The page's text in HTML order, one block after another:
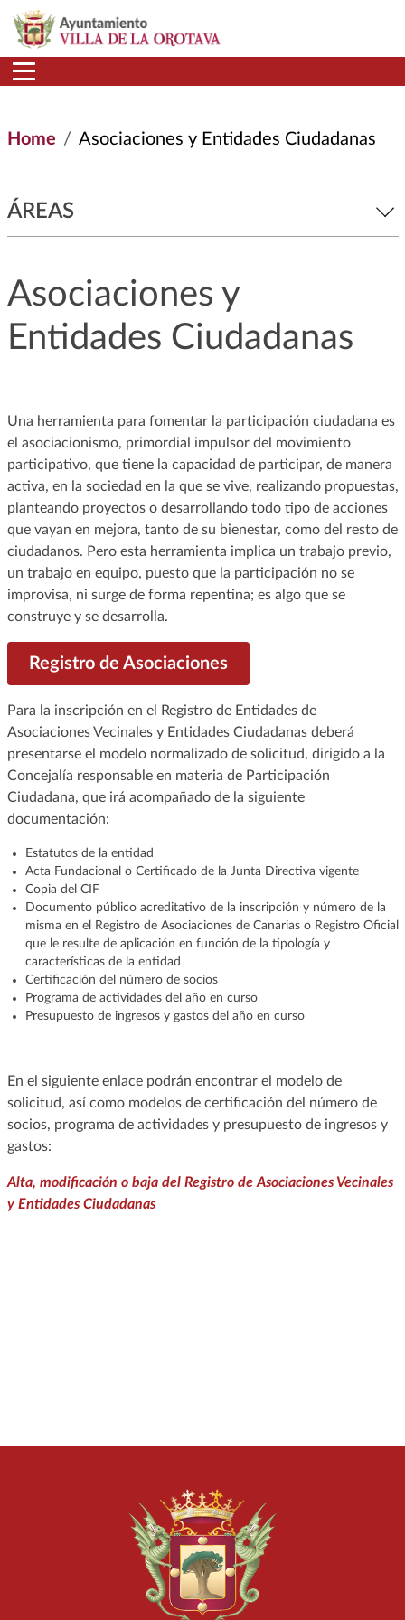
Skip to main content
Home Asociaciones y Entidades Ciudadanas
ÁREAS
Asociaciones y
Entidades Ciudadanas
Una herramienta para fomentar la participación ciudadana es
el asociacionismo, primordial impulsor del movimiento
participativo, que tiene la capacidad de participar, de manera
activa, en la sociedad en la que se vive, realizando propuestas,
planteando proyectos o desarrollando todo tipo de acciones
que vayan en mejora, tanto de su bienestar, como del resto de
ciudadanos. Pero esta herramienta implica un trabajo previo,
un trabajo en equipo, puesto que la participación no se
improvisa, ni surge de forma repentina; es algo que se
construye y se desarrolla.
Registro de Asociaciones
Para la inscripción en el Registro de Entidades de
Asociaciones Vecinales y Entidades Ciudadanas deberá
presentarse el modelo normalizado de solicitud, dirigido a la
Concejalía responsable en materia de Participación
Ciudadana, que irá acompañado de la siguiente
documentación:
Estatutos de la entidad
Acta Fundacional o Certificado de la Junta Directiva vigente
Copia del CIF
Documento público acreditativo de la inscripción y número de la
misma en el Registro de Asociaciones de Canarias o Registro Oficial
que le resulte de aplicación en función de la tipología y
características de la entidad
Certificación del número de socios
Programa de actividades del año en curso
Presupuesto de ingresos y gastos del año en curso
En el siguiente enlace podrán encontrar el modelo de
solicitud, así como modelos de certificación del número de
socios, programa de actividades y presupuesto de ingresos y
gastos:
Alta, modificación o baja del Registro de Asociaciones Vecinales
y Entidades Ciudadanas